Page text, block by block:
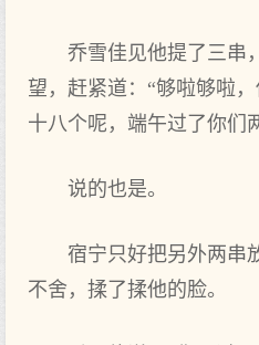
乔雪佳见他提了三串
望，赶紧道：“够啦够啦
十八个‌呢，端午过了你们‌
说的也是。
宿宁只好把另外两‌串
不舍，揉了揉他的脸。